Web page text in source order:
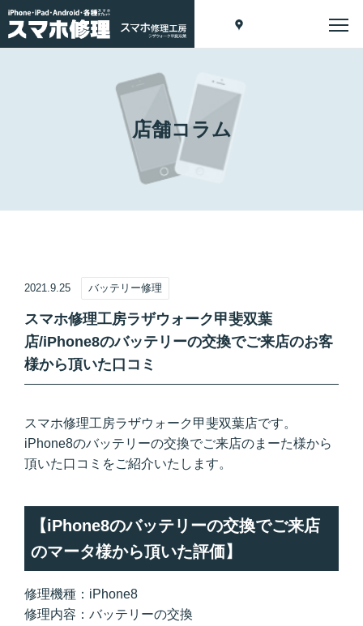
店舗コラム
2021.9.25 バッテリー修理
スマホ修理工房ラザウォーク甲斐双葉
店/iPhone8のバッテリーの交換でご来店のお客
様から頂いた口コミ
スマホ修理工房ラザウォーク甲斐双葉店です。
iPhone8のバッテリーの交換でご来店のまーた様から
頂いた口コミをご紹介いたします。
【iPhone8のバッテリーの交換でご来店
のマータ様から頂いた評価】
修理機種：iPhone8
修理内容：バッテリーの交換